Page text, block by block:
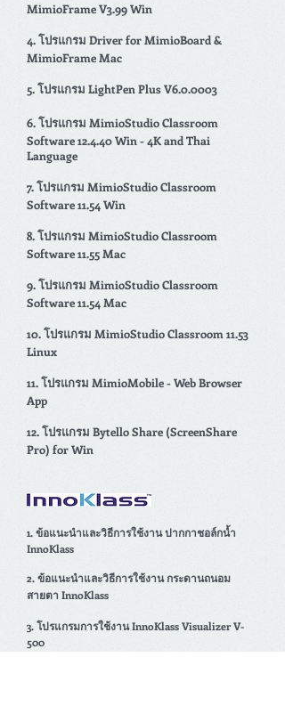
MimioFrame V3.99 Win
4. โปรแกรม Driver for MimioBoard &
MimioFrame Mac
5. โปรแกรม LightPen Plus V6.0.0003
6. โปรแกรม MimioStudio Classroom
Software 12.4.40 Win - 4K and Thai
Language
7. โปรแกรม MimioStudio Classroom
Software 11.54 Win
8.โปรแกรม MimioStudio Classroom
Software 11.55 Mac
9. โปรแกรม MimioStudio Classroom
Software 11.54 Mac
10. โปรแกรม MimioStudio Classroom 11.53
Linux
11. โปรแกรม MimioMobile - Web Browser
App
12. โปรแกรม Bytello Share (ScreenShare
Pro) for Win
1. ข้อแนะนำและวิธีการใช้งาน ปากกาชอล์กน้ำ
InnoKlass
2. ข้อแนะนำและวิธีการใช้งาน กระดานถนอม
สายตา InnoKlass
3.โปรแกรมการใช้งาน InnoKlass Visualizer V-
500